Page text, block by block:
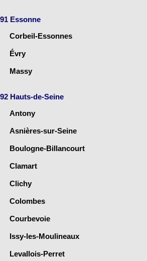
91 Essonne
Corbeil-Essonnes
Évry
Massy
92 Hauts-de-Seine
Antony
Asnières-sur-Seine
Boulogne-Billancourt
Clamart
Clichy
Colombes
Courbevoie
Issy-les-Moulineaux
Levallois-Perret